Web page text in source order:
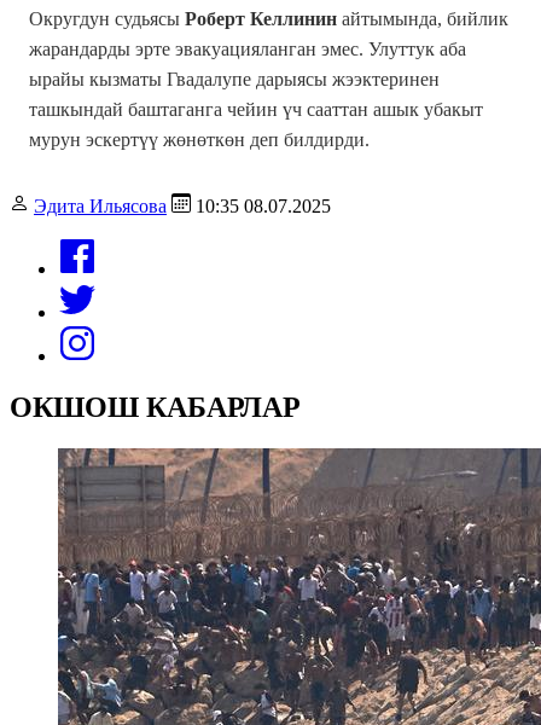
Округдун судьясы Роберт Келлинин айтымында, бийлик
жарандарды эрте эвакуацияланган эмес. Улуттук аба
ырайы кызматы Гвадалупе дарыясы жээктеринен
ташкындай баштаганга чейин үч сааттан ашык убакыт
мурун эскертүү жөнөткөн деп билдирди.
Эдита Ильясова 10:35 08.07.2025
ОКШОШ КАБАРЛАР